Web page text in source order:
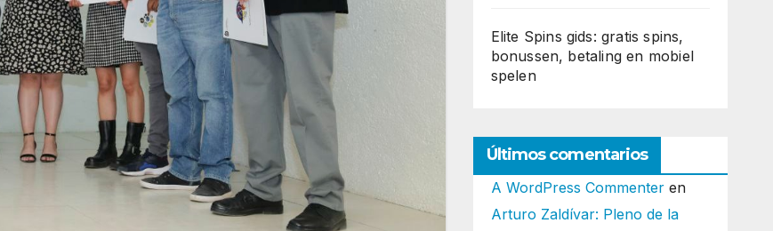
Elite Spins gids: gratis spins,
bonussen, betaling en mobiel
spelen
Últimos comentarios
A WordPress Commenteren
Arturo Zaldívar: Pleno de la